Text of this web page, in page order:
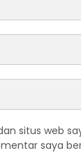
situs web
saya